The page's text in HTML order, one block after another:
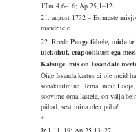
1Tm 4,6–16; Ap 25,1–12
21. august 1732 – Esimeste
mandritele
22. ReedePange tähele, mida
ülekohut, erapoolikust ega
Katsuge, mis on Issandale
Õige Issanda kartus ei ole meid
sõnakuulmine. Tema, meie
soovime oma lastele, on välja
pühad, sest mina olen püha!
*
Jr 1,11–19; Ap 25,13–27